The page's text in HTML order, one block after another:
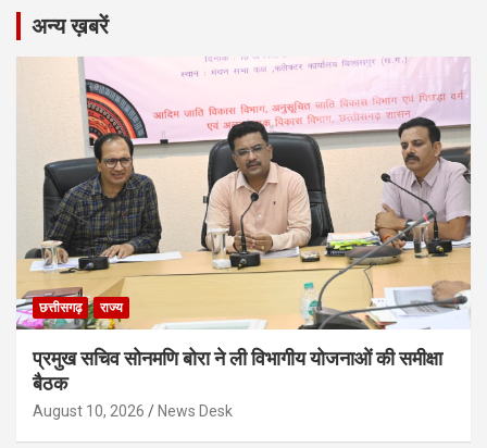
अन्य ख़बरें
छत्तीसगढ़ राज्य
प्रमुख सचिव सोनमणि बोरा ने ली विभागीय योजनाओं की समीक्षा
बैठक
August 10, 2026 News Desk